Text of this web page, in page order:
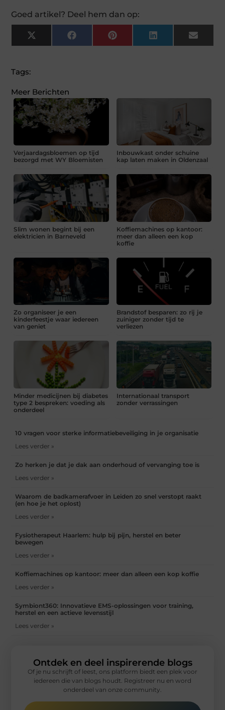
Goed artikel? Deel hem dan op:
X
(Twitter)
Facebook Pinterest LinkedIn Email
Tags:
Meer Berichten
Verjaardagsbloemen op tijd
bezorgd met WY Bloemisten
Inbouwkast onder schuine
kap laten maken in Oldenzaal
Slim wonen begint bij een
elektricien in Barneveld
Koffiemachines op kantoor:
meer dan alleen een kop
koffie
Zo organiseer je een
kinderfeestje waar iedereen
van geniet
Brandstof besparen: zo rij je
zuiniger zonder tijd te
verliezen
Minder medicijnen bij diabetes
type 2 bespreken: voeding als
onderdeel
Internationaal transport
zonder verrassingen
10 vragen voor sterke informatiebeveiliging in je organisatie
Lees verder »
Zo herken je dat je dak aan onderhoud of vervanging toe is
Lees verder »
Waarom de badkamerafvoer in Leiden zo snel verstopt raakt
(en hoe je het oplost)
Lees verder »
Fysiotherapeut Haarlem: hulp bij pijn, herstel en beter
bewegen
Lees verder »
Koffiemachines op kantoor: meer dan alleen een kop koffie
Lees verder »
Symbiont360: Innovatieve EMS-oplossingen voor training,
herstel en een actieve levensstijl
Lees verder »
Ontdek en deel inspirerende blogs
Of je nu schrijft of leest, ons platform biedt een plek voor
iedereen die van blogs houdt. Registreer nu en word
onderdeel van onze community.